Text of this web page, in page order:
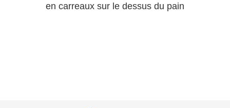
en carreaux sur le dessus du pain